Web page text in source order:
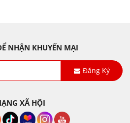
NHẬN KHUYẾN MẠI
Đăng Ký
XÃ HỘI